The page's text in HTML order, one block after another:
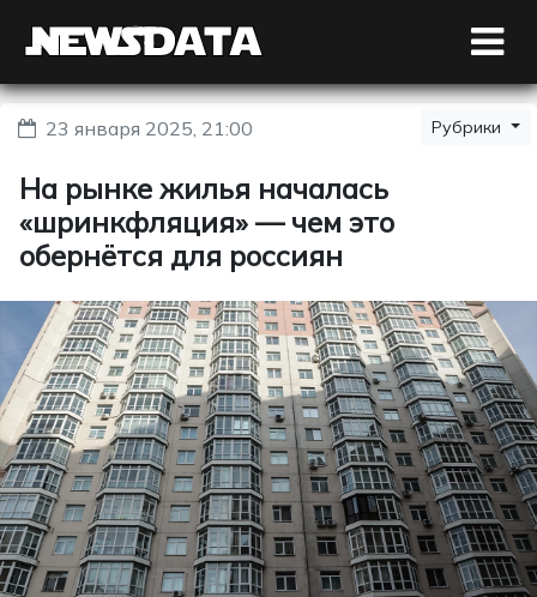
23 января 2025, 21:00 Рубрики
На рынке жилья началась
«шринкфляция» — чем это
обернётся для россиян